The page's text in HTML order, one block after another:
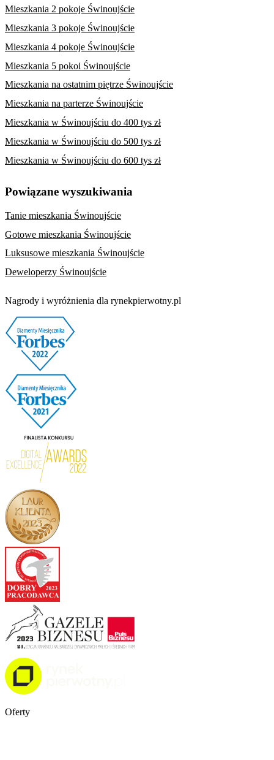
Mieszkania 2 pokoje Świnoujście
Mieszkania 3 pokoje Świnoujście
Mieszkania 4 pokoje Świnoujście
Mieszkania 5 pokoi Świnoujście
Mieszkania na ostatnim piętrze Świnoujście
Mieszkania na parterze Świnoujście
Mieszkania w Świnoujściu do 400 tys zł
Mieszkania w Świnoujściu do 500 tys zł
Mieszkania w Świnoujściu do 600 tys zł
Powiązane wyszukiwania
Tanie mieszkania Świnoujście
Gotowe mieszkania Świnoujście
Luksusowe mieszkania Świnoujście
Deweloperzy Świnoujście
Nagrody i wyróżnienia dla rynekpierwotny.pl
Oferty